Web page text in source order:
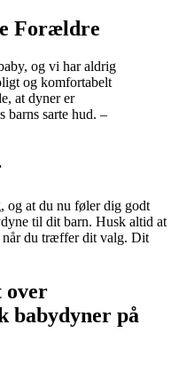
Forældre
og vi har aldrig
og komfortabelt
at dyner er
barns sarte hud. –
og at du nu føler dig godt
til dit barn. Husk altid at
når du træffer dit valg. Dit
over
babydyner på